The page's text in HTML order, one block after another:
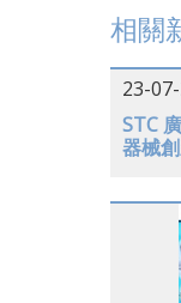
中國香
越南
日本
相關
23-
STC
器械